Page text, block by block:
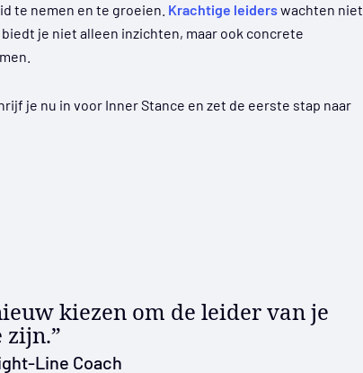
te nemen en te groeien. Krachtige leiderswachten niet
je niet alleen inzichten, maar ook concrete
je nu in voor Inner Stance en zet de eerste stap naar
kiezen om de leider van je
zijn.”
Line Coach